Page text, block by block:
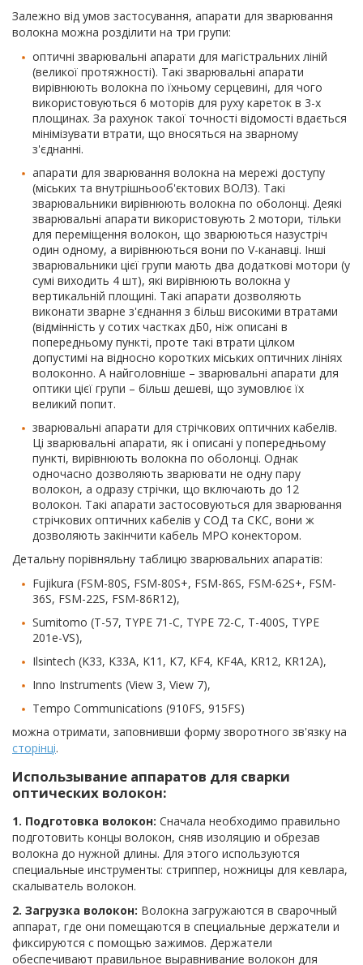
Залежно від умов застосування, апарати для зварювання
волокна можна розділити на три групи:
оптичні зварювальні апарати для магістральних ліній
(великої протяжності). Такі зварювальні апарати
вирівнюють волокна по їхньому серцевині, для чого
використовуються 6 моторів для руху кареток в 3-х
площинах. За рахунок такої точності відомості вдається
мінімізувати втрати, що вносяться на зварному
з'єднанні.
апарати для зварювання волокна на мережі доступу
(міських та внутрішньооб'єктових ВОЛЗ). Такі
зварювальники вирівнюють волокна по оболонці. Деякі
зварювальні апарати використовують 2 мотори, тільки
для переміщення волокон, що зварюються назустріч
один одному, а вирівнюються вони по V-канавці. Інші
зварювальники цієї групи мають два додаткові мотори (у
сумі виходить 4 шт), які вирівнюють волокна у
вертикальній площині. Такі апарати дозволяють
виконати зварне з'єднання з більш високими втратами
(відмінність у сотих частках дБ0, ніж описані в
попередньому пункті, проте такі втрати цілком
допустимі на відносно коротких міських оптичних лініях
волоконно. А найголовніше – зварювальні апарати для
оптики цієї групи – більш дешеві, що зумовлює їх
великий попит.
зварювальні апарати для стрічкових оптичних кабелів.
Ці зварювальні апарати, як і описані у попередньому
пункті, вирівнюють волокна по оболонці. Однак
одночасно дозволяють зварювати не одну пару
волокон, а одразу стрічки, що включають до 12
волокон. Такі апарати застосовуються для зварювання
стрічкових оптичних кабелів у СОД та СКС, вони ж
дозволяють закінчити кабель MPO конектором.
Детальну порівняльну таблицю зварювальних апаратів:
Fujikura (FSM-80S, FSM-80S+, FSM-86S, FSM-62S+, FSM-
36S, FSM-22S, FSM-86R12),
Sumitomo (T-57, TYPE 71-C, TYPE 72-C, T-400S, TYPE
201e-VS),
Ilsintech (K33, K33A, K11, K7, KF4, KF4A, KR12, KR12A),
Inno Instruments (View 3, View 7),
Tempo Communications (910FS, 915FS)
можна отримати, заповнивши форму зворотного зв'язку на
сторінці.
Использывание аппаратов для сварки
оптических волокон:
1. Подготовка волокон: Сначала необходимо правильно
подготовить концы волокон, сняв изоляцию и обрезав
волокна до нужной длины. Для этого используются
специальные инструменты: стриппер, ножницы для кевлара,
скалыватель волокон.
2. Загрузка волокон: Волокна загружаются в сварочный
аппарат, где они помещаются в специальные держатели и
фиксируются с помощью зажимов. Держатели
обеспечивают правильное выравнивание волокон для